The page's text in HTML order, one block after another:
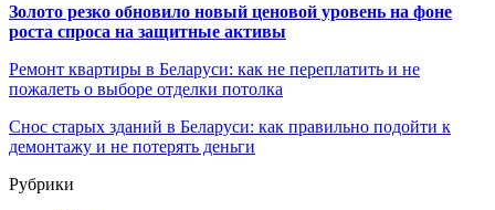
Золото резко обновило новый ценовой уровень на фоне
роста спроса на защитные активы
Ремонт квартиры в Беларуси: как не переплатить и не
пожалеть о выборе отделки потолка
Снос старых зданий в Беларуси: как правильно подойти к
демонтажу и не потерять деньги
Рубрики